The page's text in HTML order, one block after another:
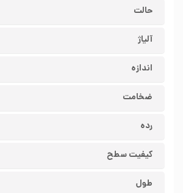
حالت
آلیاژ
اندازه
ضخامت
رده
کیفیت سطح
طول